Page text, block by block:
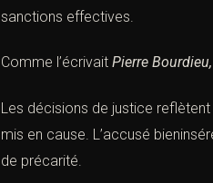
sanctions effectives.
Comme l’écrivait Pierre Bourdieu,
Les décisions de justice
mis en cause. L’accusé
de précarité.